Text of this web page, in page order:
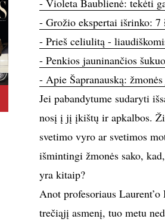
- Violeta Baublienė: tekėti
- Grožio ekspertai išrinko: 7
- Prieš celiulitą -
- Penkios jauninančios
- Apie Šapranauską:
Jei pabandytume sudaryti
nosį į jį įkištų ir apkalbos.
svetimo vyro ar svetimos
išmintingi žmonės sako,
yra kitaip?
Anot profesoriaus
trečiąjį asmenį, tuo metu